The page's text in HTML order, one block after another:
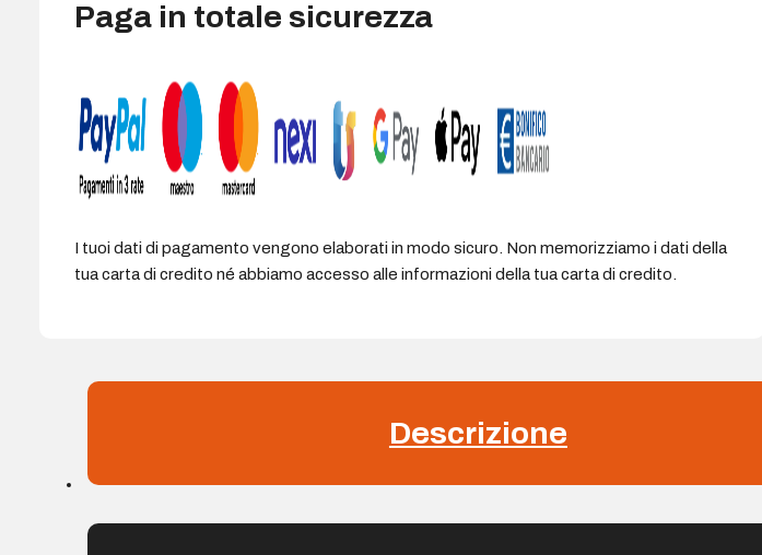
Ventola
Paga in totale sicurezza
I tuoi dati di pagamento vengono elaborati in modo sicuro. Non memorizziamo i dati della
tua carta di credito né abbiamo accesso alle informazioni della tua carta di credito.
Descrizione